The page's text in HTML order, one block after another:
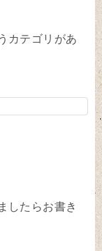
カテゴリがあ
したらお書き